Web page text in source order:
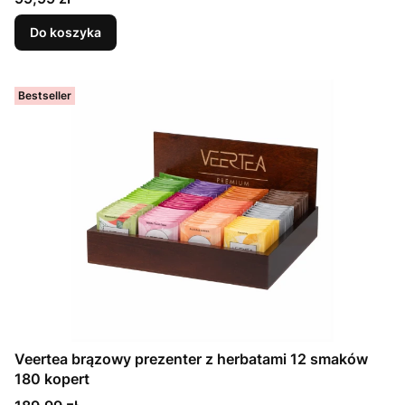
Do koszyka
Bestseller
Veertea brązowy prezenter z herbatami 12 smaków
180 kopert